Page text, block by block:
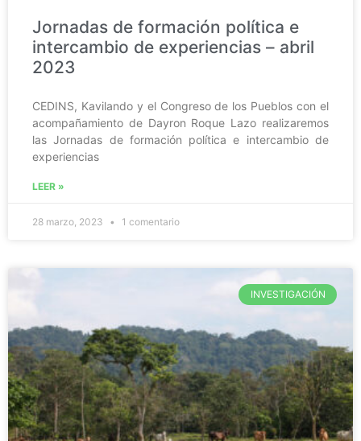
Jornadas de formación política e
intercambio de experiencias – abril
2023
CEDINS, Kavilando y el Congreso de los Pueblos con el
acompañamiento de Dayron Roque Lazo realizaremos
las Jornadas de formación política e intercambio de
experiencias
LEER »
28 marzo, 2023 1 comentario
INVESTIGACIÓN